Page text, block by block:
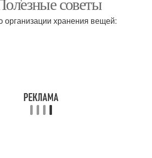
организации хранения вещей: